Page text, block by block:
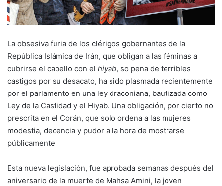
La obsesiva furia de los clérigos gobernantes de la
República Islámica de Irán, que obligan a las féminas a
cubrirse el cabello con el hiyab, so pena de terribles
castigos por su desacato, ha sido plasmada recientemente
por el parlamento en una ley draconiana, bautizada como
Ley de la Castidad y el Hiyab. Una obligación, por cierto no
prescrita en el Corán, que solo ordena a las mujeres
modestia, decencia y pudor a la hora de mostrarse
públicamente.
Esta nueva legislación, fue aprobada semanas después del
aniversario de la muerte de Mahsa Amini, la joven